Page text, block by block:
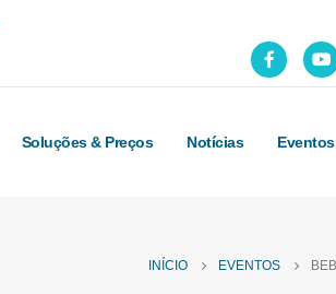
Soluções & Preços Notícias Eventos
INÍCIO EVENTOS